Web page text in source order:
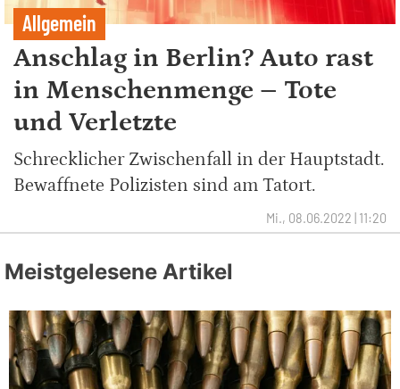
Allgemein
Anschlag in Berlin? Auto rast
in Menschenmenge – Tote
und Verletzte
Schrecklicher Zwischenfall in der Hauptstadt.
Bewaffnete Polizisten sind am Tatort.
Mi., 08.06.2022 | 11:20
Meistgelesene Artikel